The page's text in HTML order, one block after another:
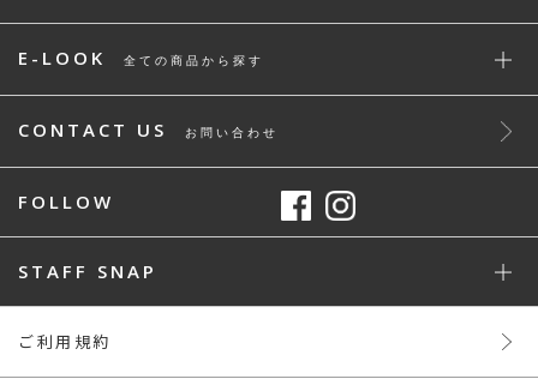
E-LOOK 全ての商品から探す
CONTACT US お問い合わせ
FOLLOW
STAFF SNAP
ご利用規約